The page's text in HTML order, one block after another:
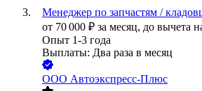
Менеджер по запчастям /
от 70 000 ₽ за месяц, до вычета
Опыт 1-3 года
Выплаты: Два раза в месяц
ООО Автоэкспресс-Плюс